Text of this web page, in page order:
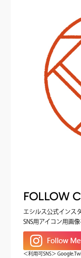
FOLLOW
エシルス公式インス
SNS用アイコン用画
＜利用可SNS＞